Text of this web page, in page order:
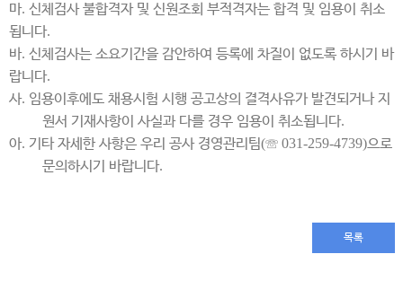
마. 신체검사 불합격자 및 신원조회 부적격자는 합격 및 임용이 취소
됩니다.
바. 신체검사는 소요기간을 감안하여 등록에 차질이 없도록 하시기 바
랍니다.
사. 임용이후에도 채용시험 시행 공고상의 결격사유가 발견되거나 지
원서 기재사항이 사실과 다를 경우 임용이 취소됩니다.
아. 기타 자세한 사항은 우리 공사 경영관리팀(☏ 031-259-4739)으로
문의하시기 바랍니다.
목록